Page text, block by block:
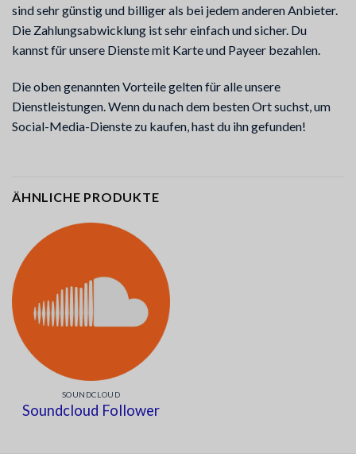
sind sehr günstig und billiger als bei jedem anderen Anbieter.
Die Zahlungsabwicklung ist sehr einfach und sicher. Du
kannst für unsere Dienste mit Karte und Payeer bezahlen.
Die oben genannten Vorteile gelten für alle unsere
Dienstleistungen. Wenn du nach dem besten Ort suchst, um
Social-Media-Dienste zu kaufen, hast du ihn gefunden!
ÄHNLICHE PRODUKTE
SOUNDCLOUD
Soundcloud Follower